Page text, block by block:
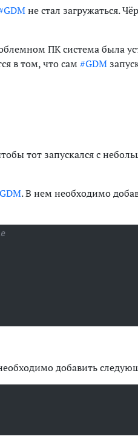
не стал загружаться.
ПК система была
в том, что сам#GDM
тот запускался с
. В нем необходимо
добавить